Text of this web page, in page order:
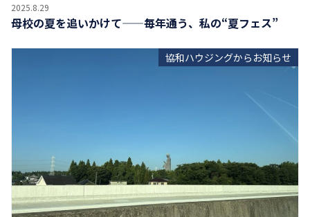
2025.8.29
母校の夏を追いかけて——毎年通う、私の“夏フェス”
協和ハウジングからお知らせ